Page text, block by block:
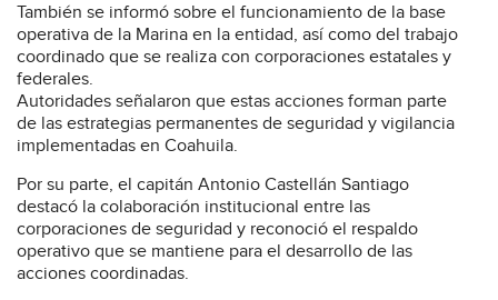
También se informó sobre el funcionamiento de la base
operativa de la Marina en la entidad, así como del trabajo
coordinado que se realiza con corporaciones estatales y
federales.
Autoridades señalaron que estas acciones forman parte
de las estrategias permanentes de seguridad y vigilancia
implementadas en Coahuila.
Por su parte, el capitán Antonio Castellán Santiago
destacó la colaboración institucional entre las
corporaciones de seguridad y reconoció el respaldo
operativo que se mantiene para el desarrollo de las
acciones coordinadas.